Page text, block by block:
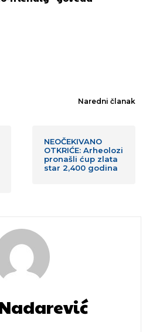
Naredni članak
NEOČEKIVANO
OTKRIĆE: Arheolozi
pronašli ćup zlata
star 2,400 godina